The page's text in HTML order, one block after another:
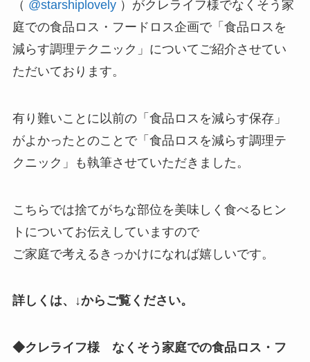
（ @starshiplovely）がクレライフ様でなくそう家
庭での食品ロス・フードロス企画で「食品ロスを
減らす調理テクニック」についてご紹介させてい
ただいております。
有り難いことに以前の「食品ロスを減らす保存」
がよかったとのことで「食品ロスを減らす調理テ
クニック」も執筆させていただきました。
こちらでは捨てがちな部位を美味しく食べるヒン
トについてお伝えしていますので
ご家庭で考えるきっかけになれば嬉しいです。
詳しくは、↓からご覧ください。
◆クレライフ様 なくそう家庭での食品ロス・フ